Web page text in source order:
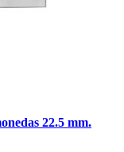
22.5 mm.